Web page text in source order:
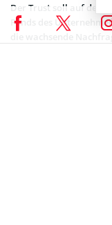
Der Trust soll auf dem
Fonds des